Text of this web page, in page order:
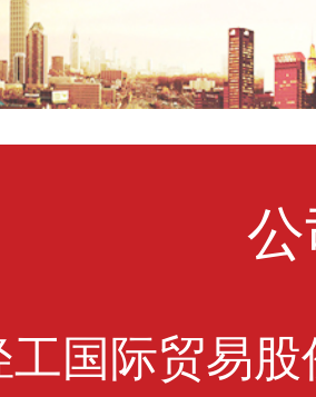
工国际贸易